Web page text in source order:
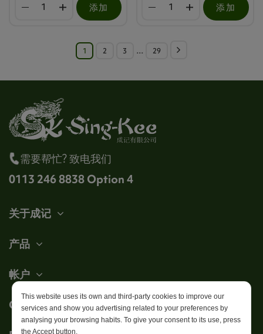
添加 添加
1 2 3 … 29
需要帮忙? 致电我们
0113 246 8838 Option 4
关于成记
产品
帐户
Get in touch
This website uses its own and third-party cookies to improve our
services and show you advertising related to your preferences by
analysing your browsing habits. To give your consent to its use, press
the Accept button.